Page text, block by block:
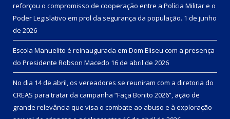
reforçou o compromisso de cooperação entre a Polícia Militar e o
Poder Legislativo em prol da segurança da população. 1 de junho
de 2026
Escola Manuelito é reinaugurada em Dom Eliseu com a presença
do Presidente Robson Macedo 16 de abril de 2026
No dia 14 de abril, os vereadores se reuniram com a diretoria do
CREAS para tratar da campanha “Faça Bonito 2026”, ação de
grande relevância que visa o combate ao abuso e à exploração